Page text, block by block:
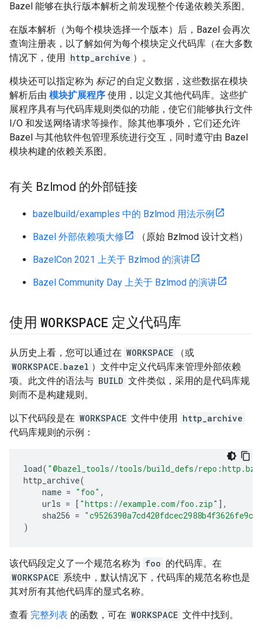
Bazel 能够在执行版本解析之前发现整个传递依赖关系图。
在版本解析（为每个模块选择一个版本）后，Bazel 会再次
查询注册表，以了解如何为每个模块定义代码库（在大多数
情况下，使用 http_archive ）。
模块还可以指定称为 标记的自定义数据，这些数据在模块
解析后由 模块扩展程序 使用，以定义其他代码库。这些扩
展程序具有与代码库规则类似的功能，使它们能够执行文件
I/O 和发送网络请求等操作。除其他事项外，它们还允许
Bazel 与其他软件包管理系统进行交互，同时遵守由 Bazel
模块构建的依赖关系图。
有关 Bzlmod 的外部链接
bazelbuild/examples 中的 Bzlmod 用法示例
Bazel 外部依赖项大修 （原始 Bzlmod 设计文档）
BazelCon 2021 上关于 Bzlmod 的演讲
Bazel Community Day 上关于 Bzlmod 的演讲
使用WORKSPACE 定义代码库
从历史上看，您可以通过在 WORKSPACE
（或
WORKSPACE.bazel ）文件中定义代码库来管理外部依赖
项。此文件的语法与 BUILD 文件类似，采用的是代码库规
则而不是构建规则。
以下代码段是在 WORKSPACE 文件中使用 http_archive
代码库规则的示例：
load( "@bazel_tools//tools/build_defs/
http_archive(
name = "foo" ,
urls = [ "https://example.com/foo.zip" ],
sha256 =
)
该代码段定义了一个规范名称为 foo 的代码库。在
WORKSPACE 系统中，默认情况下，代码库的规范名称也是
其对所有其他代码库的显式名称。
查看 完整列表 的函数，可在 WORKSPACE 文件中找到。